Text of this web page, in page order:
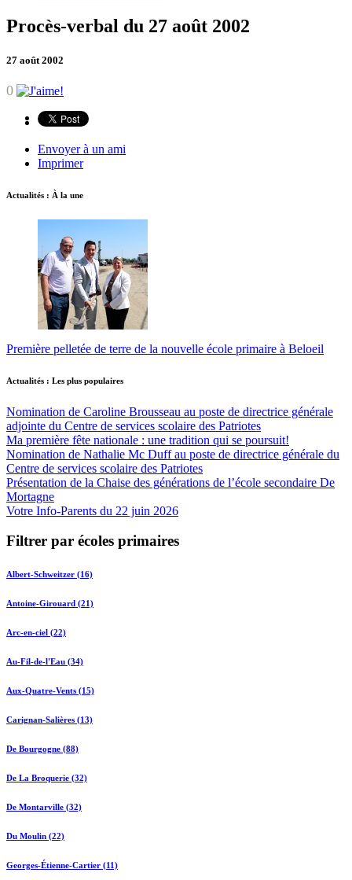
Procès-verbal du 27 août 2002
27 août 2002
0
Envoyer à un ami
Imprimer
Actualités : À la une
Première pelletée de terre de la nouvelle école primaire à Beloeil
Actualités : Les plus populaires
Nomination de Caroline Brousseau au poste de directrice générale
adjointe du Centre de services scolaire des Patriotes
Ma première fête nationale : une tradition qui se poursuit!
Nomination de Nathalie Mc Duff au poste de directrice générale du
Centre de services scolaire des Patriotes
Présentation de la Chaise des générations de l’école secondaire De
Mortagne
Votre Info-Parents du 22 juin 2026
Filtrer par écoles primaires
Albert-Schweitzer (16)
Antoine-Girouard (21)
Arc-en-ciel (22)
Au-Fil-de-l'Eau (34)
Aux-Quatre-Vents (15)
Carignan-Salières (13)
De Bourgogne (88)
De La Broquerie (32)
De Montarville (32)
Du Moulin (22)
Georges-Étienne-Cartier (11)